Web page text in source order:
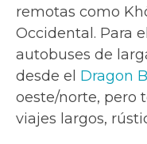
remotas como
Occidental. Para
autobuses de
desde el Dragon
oeste/norte, pero
viajes largos,